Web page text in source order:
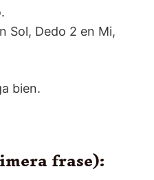
Sol, Dedo 2 en Mi,
bien.
frase):